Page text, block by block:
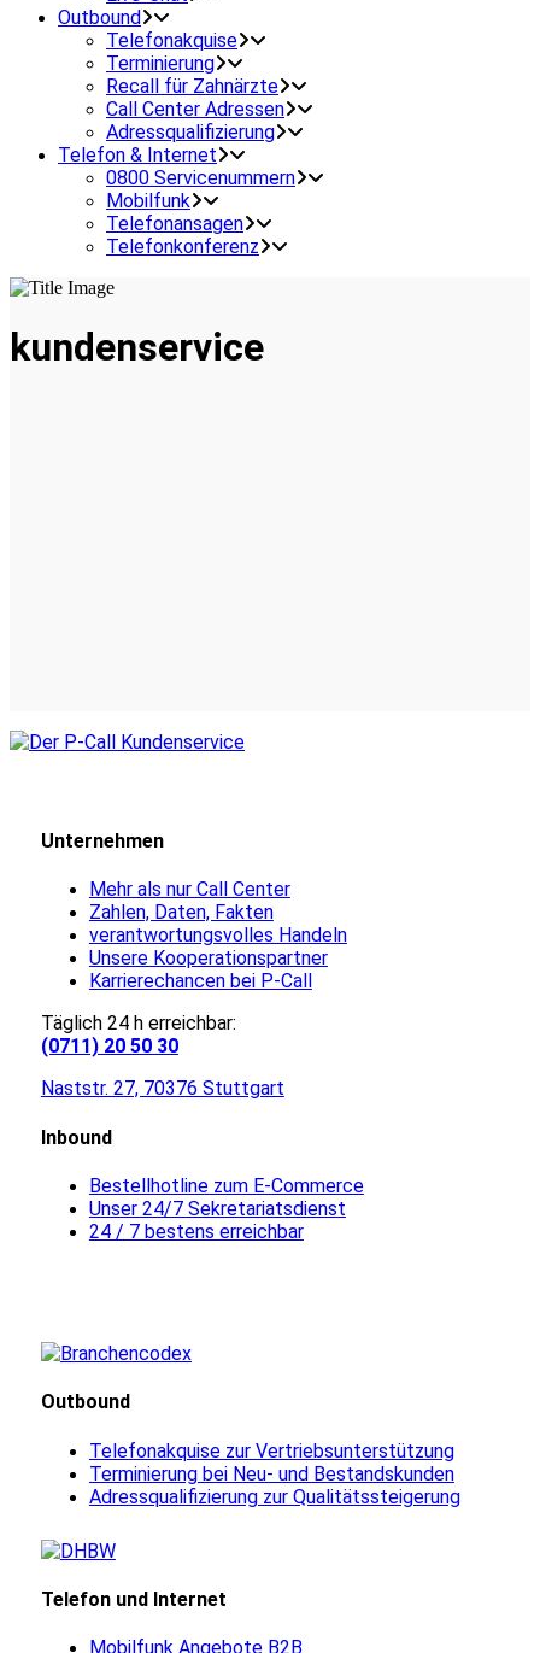
Outbound
Telefonakquise
Terminierung
Recall für Zahnärzte
Call Center Adressen
Adressqualifizierung
Telefon & Internet
0800 Servicenummern
Mobilfunk
Telefonansagen
Telefonkonferenz
kundenservice
Unternehmen
Mehr als nur Call Center
Zahlen, Daten, Fakten
verantwortungsvolles Handeln
Unsere Kooperationspartner
Karrierechancen bei P-Call
Täglich 24 h erreichbar:
(0711) 20 50 30
Naststr. 27, 70376 Stuttgart
Inbound
Bestellhotline zum E-Commerce
Unser 24/7 Sekretariatsdienst
24 / 7 bestens erreichbar
Outbound
Telefonakquise zur Vertriebsunterstützung
Terminierung bei Neu- und Bestandskunden
Adressqualifizierung zur Qualitätssteigerung
Telefon und Internet
Mobilfunk Angebote B2B